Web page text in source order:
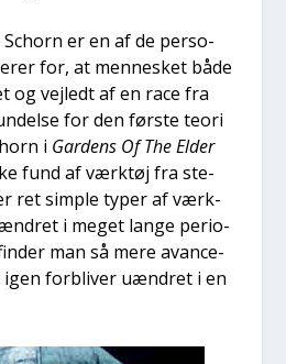
er en af de per­so­
for, at men­ne­sket både
og vej­ledt af en race fra
for den før­ste teo­ri
i Gar­dens Of The Elder
fund af værk­tøj fra ste­
ret simp­le typer af værk­
i meget lan­ge peri­o­
man så mere avan­ce­
for­bli­ver uæn­dret i en